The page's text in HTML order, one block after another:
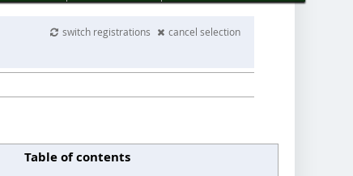
switch registrations
cancel selection
Table of contents